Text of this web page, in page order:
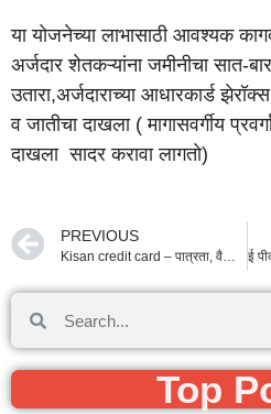
या योजनेच्या लाभासाठी आवश्यक
अर्जदार शेतकऱ्यांना जमीनीचा सात-
उतारा,अर्जदाराच्या आधारकार्ड
व जातीचा दाखला ( मागासवर्गीय
दाखला सादर करावा लागतो)
PREVIOUS
Kisan credit card – पात्रता, वैशिष्ट्ये, आवश्यक कागदपत्रे आणि अर्ज करण्याची पद्धत
Top